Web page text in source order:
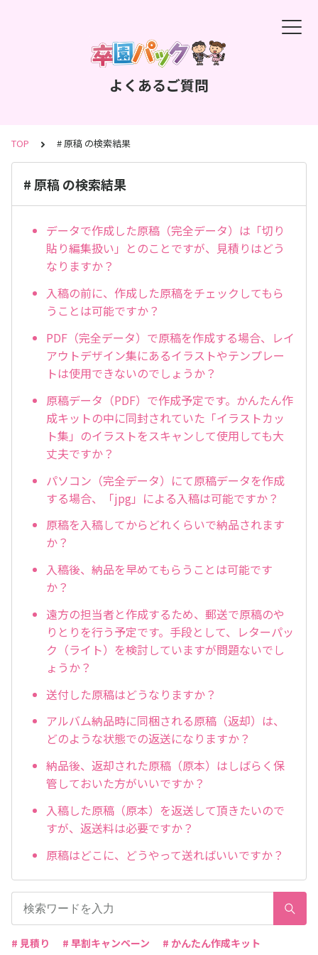
よくあるご質問
TOP # 原稿 の検索結果
# 原稿 の検索結果
データで作成した原稿（完全データ）は「切り
貼り編集扱い」とのことですが、見積りはどう
なりますか？
入稿の前に、作成した原稿をチェックしてもら
うことは可能ですか？
PDF（完全データ）で原稿を作成する場合、レイ
アウトデザイン集にあるイラストやテンプレー
トは使用できないのでしょうか？
原稿データ（PDF）で作成予定です。かんたん作
成キットの中に同封されていた「イラストカッ
ト集」のイラストをスキャンして使用しても大
丈夫ですか？
パソコン（完全データ）にて原稿データを作成
する場合、「jpg」による入稿は可能ですか？
原稿を入稿してからどれくらいで納品されます
か？
入稿後、納品を早めてもらうことは可能です
か？
遠方の担当者と作成するため、郵送で原稿のや
りとりを行う予定です。手段として、レターパッ
ク（ライト）を検討していますが問題ないでし
ょうか？
送付した原稿はどうなりますか？
アルバム納品時に同梱される原稿（返却）は、
どのような状態での返送になりますか？
納品後、返却された原稿（原本）はしばらく保
管しておいた方がいいですか？
入稿した原稿（原本）を返送して頂きたいので
すが、返送料は必要ですか？
原稿はどこに、どうやって送ればいいですか？
# 見積り # 早割キャンペーン # かんたん作成キット